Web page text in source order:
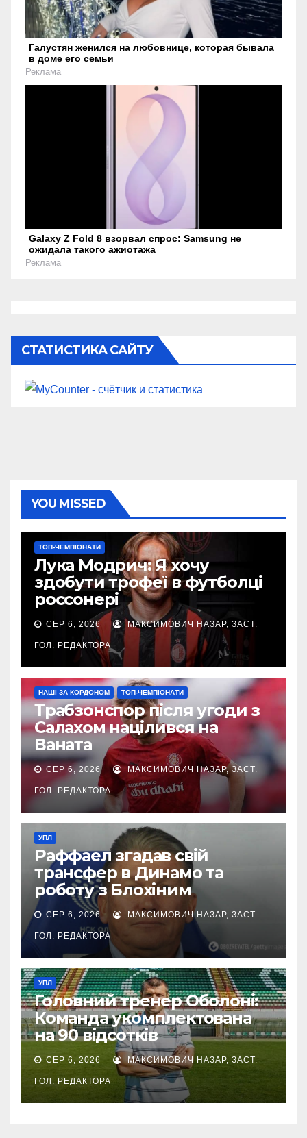
Галустян женился на любовнице, которая бывала
в доме его семьи
Реклама
Galaxy Z Fold 8 взорвал спрос: Samsung не
ожидала такого ажиотажа
Реклама
СТАТИСТИКА САЙТУ
YOU MISSED
ТОП-ЧЕМПІОНАТИ
Лука Модрич: Я хочу
здобути трофеї в футболці
россонері
СЕР 6, 2026 МАКСИМОВИЧ НАЗАР, ЗАСТ.
ГОЛ. РЕДАКТОРА
НАШІ ЗА КОРДОНОМ ТОП-ЧЕМПІОНАТИ
Трабзонспор після угоди з
Салахом націлився на
Ваната
СЕР 6, 2026 МАКСИМОВИЧ НАЗАР, ЗАСТ.
ГОЛ. РЕДАКТОРА
УПЛ
Раффаел згадав свій
трансфер в Динамо та
роботу з Блохіним
СЕР 6, 2026 МАКСИМОВИЧ НАЗАР, ЗАСТ.
ГОЛ. РЕДАКТОРА
УПЛ
Головний тренер Оболоні:
Команда укомплектована
на 90 відсотків
СЕР 6, 2026 МАКСИМОВИЧ НАЗАР, ЗАСТ.
ГОЛ. РЕДАКТОРА